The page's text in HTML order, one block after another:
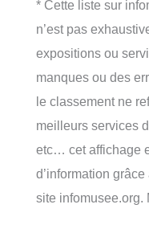
* Cette liste sur
n’est pas
expositions ou
manques ou des
le classement ne
meilleurs services
etc… cet affichage
d’information
site infomusee.org.